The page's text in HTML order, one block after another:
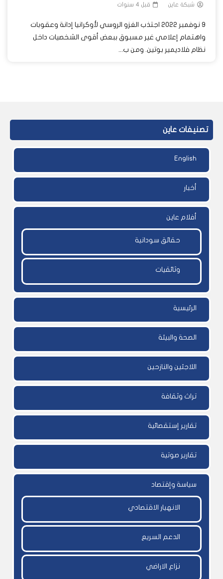
شبكة عاين قبل 4 سنوات
9 نوفمبر 2022 اجتذب الغزو الروسي لأوكرانيا إدانة وعقوبات
واهتمام إعلامي غير مسبوق ببعض أقوى الشخصيات داخل
نظام فلاديمير بوتين. ومن ب...
تصنيفات عاين
English
أخبار
أفلام عاين
حقائق سودانية
وثائقيات
الرئيسية
الصحة والبيئة
اللاجئين والنازحين
تراث وثقافة
تقارير إستقصائية
تقارير صوتية
سياسة وإقتصاد
الانهيار الاقتصادي
الدعم السريع
نزاع الاراضي